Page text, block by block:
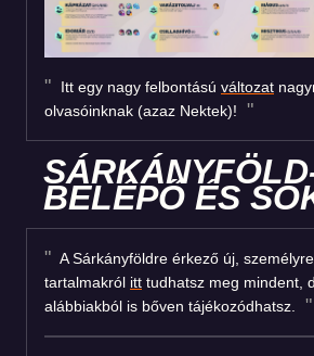
Itt egy nagy felbontású változat
olvasóinknak (azaz Nektek)!
BELÉPŐ ÉS
A Sárkányföldre érkező új,
tartalmakról itt tudhatsz meg mindent,
alábbiakból is bőven tájékozódhatsz.